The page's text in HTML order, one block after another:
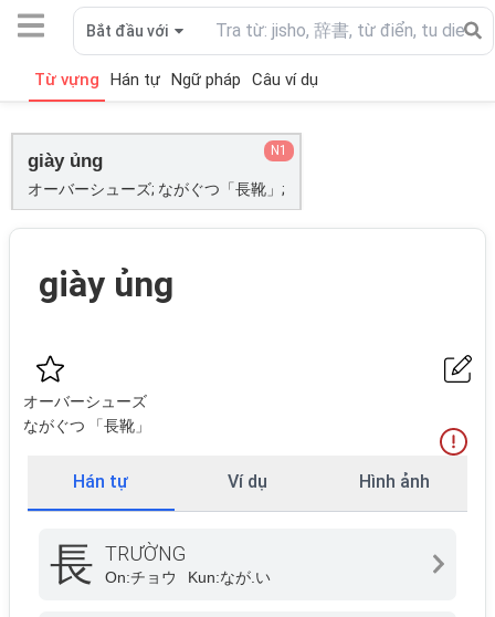
Bắt đầu với
Từ vựng Hán tự Ngữ pháp Câu ví dụ
giày ủng
オーバーシューズ; ながぐつ「長靴」;
N1
giày ủng
オーバーシューズ
ながぐつ 「長靴」
Hán tự Ví dụ Hình ảnh
長 TRƯỜNG
On:チョウ Kun:なが.い